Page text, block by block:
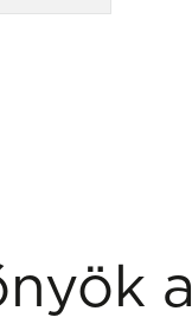
a